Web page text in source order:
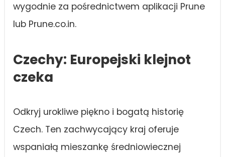
wygodnie za pośrednictwem aplikacji Prune
lub Prune.co.in.
Czechy: Europejski klejnot
czeka
Odkryj urokliwe piękno i bogatą historię
Czech. Ten zachwycający kraj oferuje
wspaniałą mieszankę średniowiecznej